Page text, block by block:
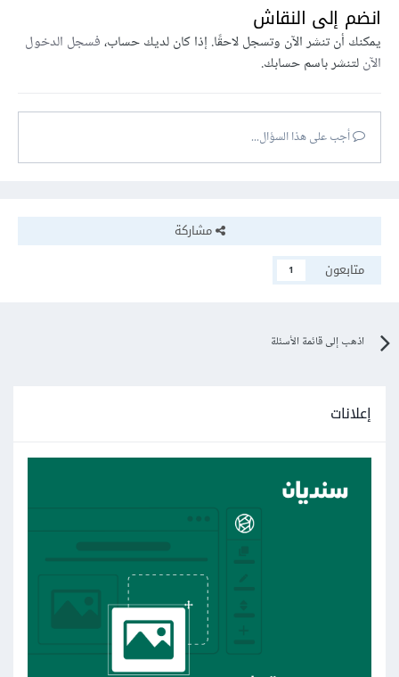
انضم إلى النقاش
يمكنك أن تنشر الآن وتسجل لاحقًا. إذا كان لديك حساب،فسجل الدخول
الآنلتنشر باسم حسابك.
أجب على هذا السؤال...
مشاركة
متابعون
1
اذهب إلى قائمة الأسئلة
إعلانات